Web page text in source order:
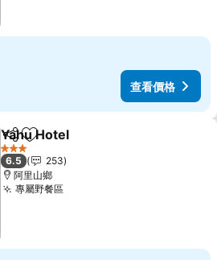
查看價格
分享 加入我的最愛
Yahu Hotel
3 星級
6.5
253
阿里山鄉
專屬野餐區